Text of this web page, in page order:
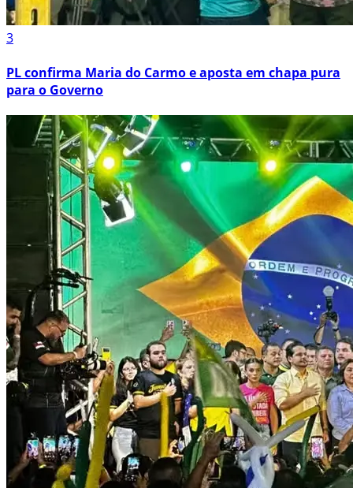
3
PL confirma Maria do Carmo e aposta em chapa pura
para o Governo